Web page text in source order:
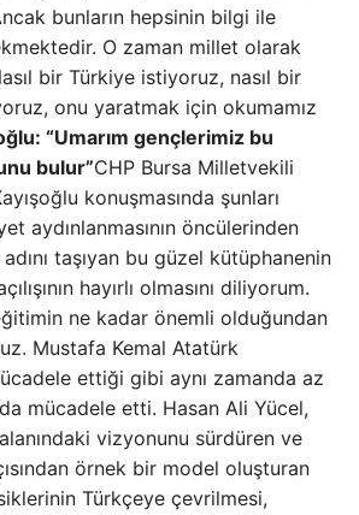
bunların hepsinin bilgi ile
O zaman millet olarak
bir Türkiye istiyoruz, nasıl bir
onu yaratmak için okumamız
“Umarım gençlerimiz bu
bulur”CHP Bursa Milletvekili
konuşmasında şunları
aydınlanmasının öncülerinden
taşıyan bu güzel kütüphanenin
hayırlı olmasını diliyorum.
ne kadar önemli olduğundan
Mustafa Kemal Atatürk
ettiği gibi aynı zamanda az
mücadele etti. Hasan Ali Yücel,
vizyonunu sürdüren ve
örnek bir model oluşturan
Türkçeye çevrilmesi,